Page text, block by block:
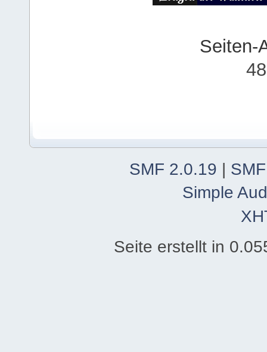
Seiten-
SMF 2.0.19 |
Simple
Seite erstellt in